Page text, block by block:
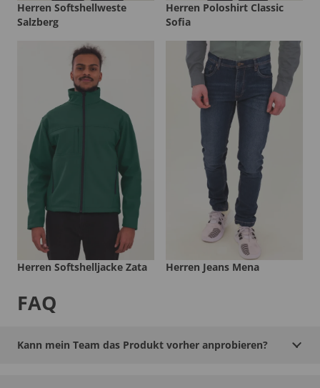
Herren Softshellweste
Salzberg
Herren Poloshirt Classic
Sofia
Herren Softshelljacke Zata Herren Jeans Mena
FAQ
Kann mein Team das Produkt vorher anprobieren?